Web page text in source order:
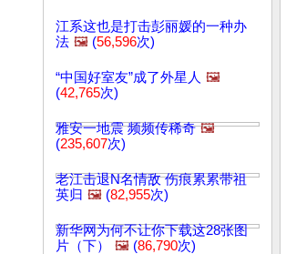
江系这也是打击彭丽媛的一种办
法 🖼️ (56,596次)
“中国好室友”成了外星人 🖼️
(42,765次)
雅安一地震 频频传稀奇 🖼️
(235,607次)
老江击退N名情敌 伤痕累累带祖
英归 🖼️ (82,955次)
新华网为何不让你下载这28张图
片（下）
🖼️ (86,790次)